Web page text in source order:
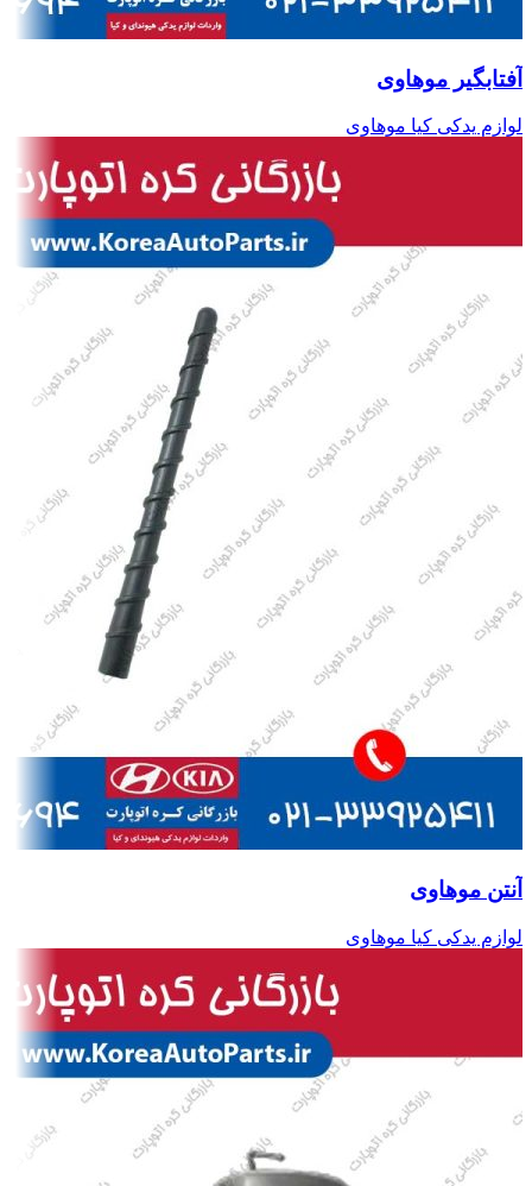
آفتابگیر موهاوی
لوازم یدکی کیا موهاوی
آنتن موهاوی
لوازم یدکی کیا موهاوی